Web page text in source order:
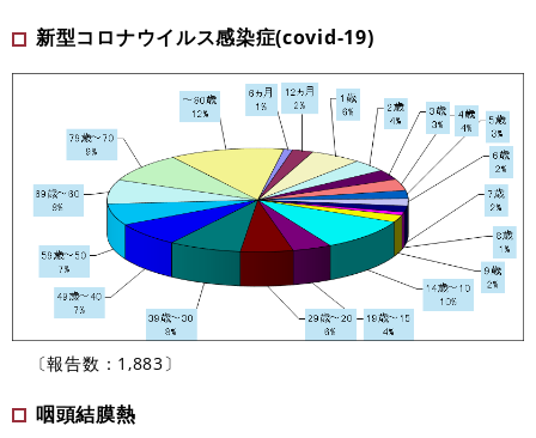
新型コロナウイルス感染症(covid-19)
〔報告数：1,883〕
咽頭結膜熱